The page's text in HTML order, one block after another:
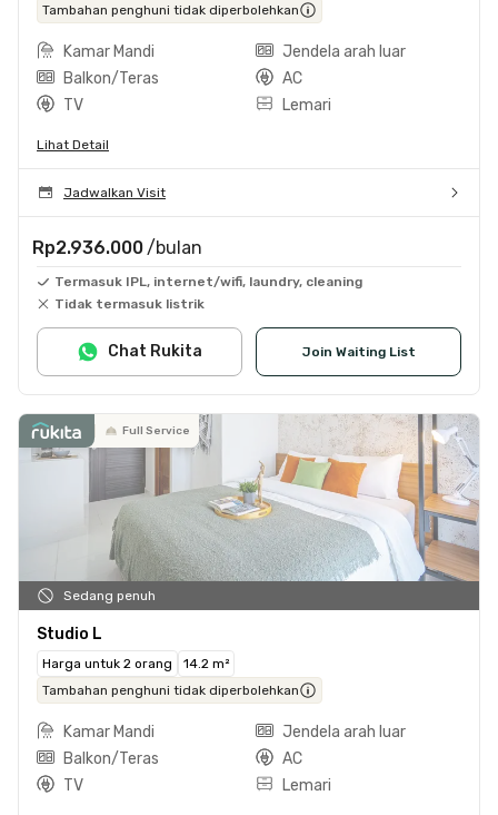
Tambahan penghuni tidak diperbolehkan
Kamar Mandi
Jendela arah luar
Balkon/Teras
AC
TV
Lemari
Lihat Detail
Jadwalkan Visit
Rp2.936.000 /bulan
Termasuk IPL, internet/wifi, laundry, cleaning
Tidak termasuk listrik
Join Waiting List
Chat Rukita
Full Service
Sedang penuh
Studio L
Harga untuk 2 orang
14.2 m²
Tambahan penghuni tidak diperbolehkan
Kamar Mandi
Jendela arah luar
Balkon/Teras
AC
TV
Lemari